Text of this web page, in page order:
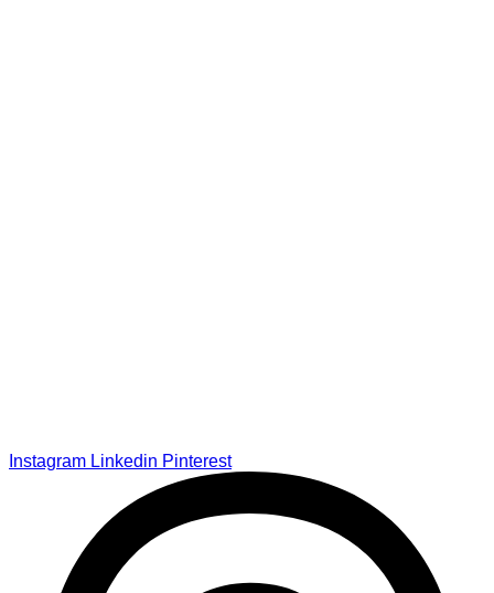
Instagram Linkedin Pinterest